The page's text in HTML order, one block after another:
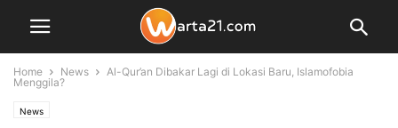
Home News
Al-Qur’an Dibakar Lagi di Lokasi Baru, Islamofobia
Menggila?
News